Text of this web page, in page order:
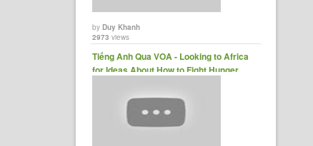
byDuy Khanh
2973 views
Tiếng Anh Qua VOA - Looking to Africa
for Ideas About How to Fight Hunger